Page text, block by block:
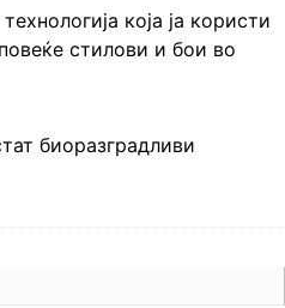
која ја користи
стилови и бои во
биоразградливи